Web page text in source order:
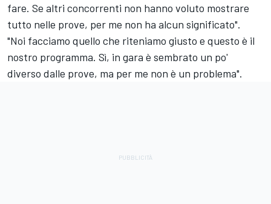
fare. Se altri concorrenti non hanno voluto mostrare
tutto nelle prove, per me non ha alcun significato".
"Noi facciamo quello che riteniamo giusto e questo è il
nostro programma. Sì, in gara è sembrato un po'
diverso dalle prove, ma per me non è un problema".